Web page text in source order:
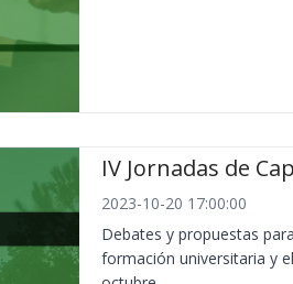
IV Jornadas de
2023-10-20 17:00:00
Debates y propuestas
formación universitaria y